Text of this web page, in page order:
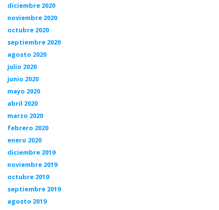
diciembre 2020
noviembre 2020
octubre 2020
septiembre 2020
agosto 2020
julio 2020
junio 2020
mayo 2020
abril 2020
marzo 2020
febrero 2020
enero 2020
diciembre 2019
noviembre 2019
octubre 2019
septiembre 2019
agosto 2019